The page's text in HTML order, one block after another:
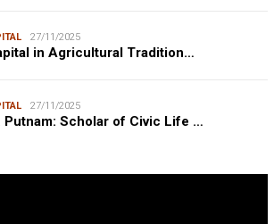
27/11/2025
in Agricultural Tradition…
27/11/2025
Putnam: Scholar of Civic Life …